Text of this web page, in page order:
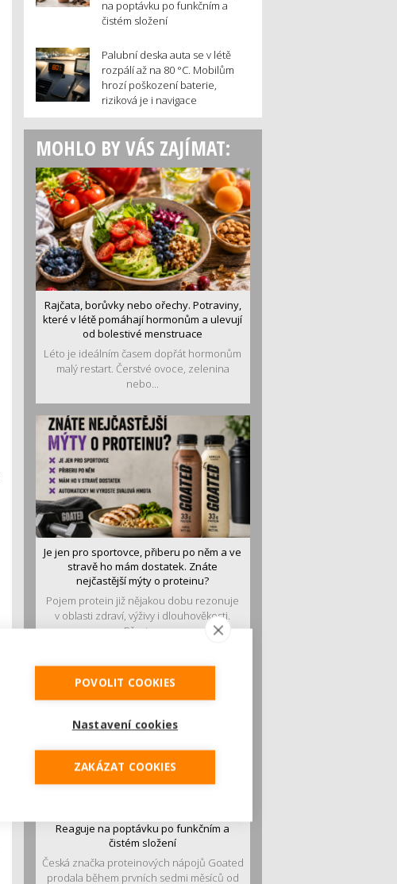
na poptávku po funkčním a
čistém složení
Palubní deska auta se v létě
rozpálí až na 80 °C. Mobilům
hrozí poškození baterie,
riziková je i navigace
MOHLO BY VÁS ZAJÍMAT:
Rajčata, borůvky nebo ořechy. Potraviny,
které v létě pomáhají hormonům a ulevují
od bolestivé menstruace
Léto je ideálním časem dopřát hormonům
malý restart. Čerstvé ovoce, zelenina
nebo...
Je jen pro sportovce, přiberu po něm a ve
stravě ho mám dostatek. Znáte
nejčastější mýty o proteinu?
Pojem protein již nějakou dobu rezonuje
v oblasti zdraví, výživy i dlouhověkosti.
Přesto...
Reaguje na poptávku po funkčním a
čistém složení
Česká značka proteinových nápojů Goated
prodala během prvních sedmi měsíců od
POVOLIT COOKIES
Nastavení cookies
ZAKÁZAT COOKIES